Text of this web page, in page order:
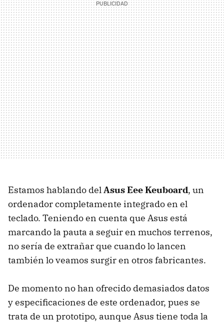
Estamos hablando delAsus Eee Keuboard, un
ordenador completamente integrado en el
teclado. Teniendo en cuenta que Asus está
marcando la pauta a seguir en muchos terrenos,
no sería de extrañar que cuando lo lancen
también lo veamos surgir en otros fabricantes.
De momento no han ofrecido demasiados datos
y especificaciones de este ordenador, pues se
trata de un prototipo, aunque Asus tiene toda la